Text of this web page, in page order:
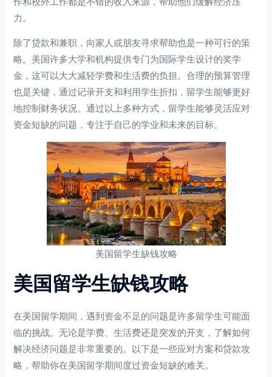
力。
除了贷款和兼职，向家人或朋友寻求帮助也是一种可行的策
略。美国许多大学和机构提供专门为国际学生设计的奖学
金，这可以大大减轻学费和生活费的负担。合理的预算管理
也是关键，通过记录开支和利用学生折扣，留学生能够更好
地控制财务状况。通过以上多种方式，留学生能够灵活应对
资金短缺的问题，专注于自己的学业和未来的目标。
美国留学生缺钱攻略
美国留学生缺钱攻略
在美国留学期间，遇到资金不足的问题是许多留学生可能面
临的挑战。无论是学费、生活费还是突发的开支，了解如何
解决经济问题是非常重要的。以下是一些应对方案和贷款攻
略，帮助你在美国留学期间度过资金短缺的难关。